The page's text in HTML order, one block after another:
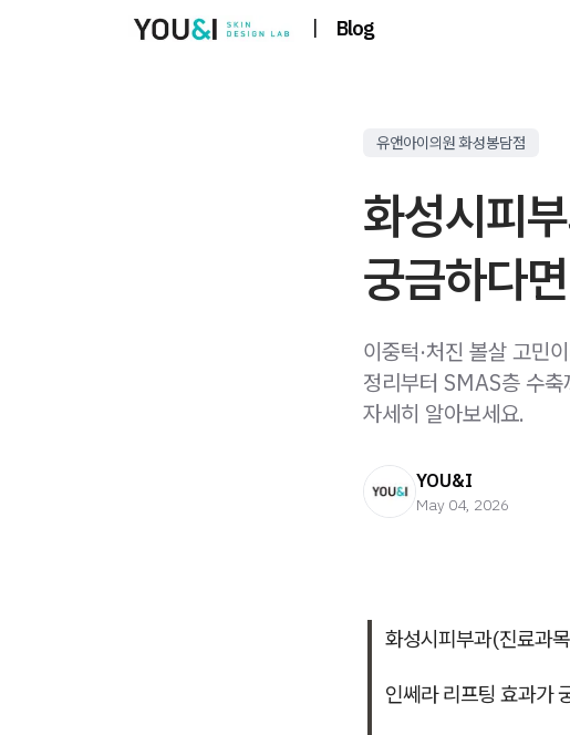
| Blog
유앤아이의원 화성봉담점
화성시피
궁금하다
이중턱·처진 볼살 고민
정리부터 SMAS층 수
자세히 알아보세요.
YOU&I
May 04, 2026
화성시피부과(진료과
인쎄라 리프팅 효과가